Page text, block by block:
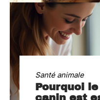
Santé animale
Pourquoi
canin est